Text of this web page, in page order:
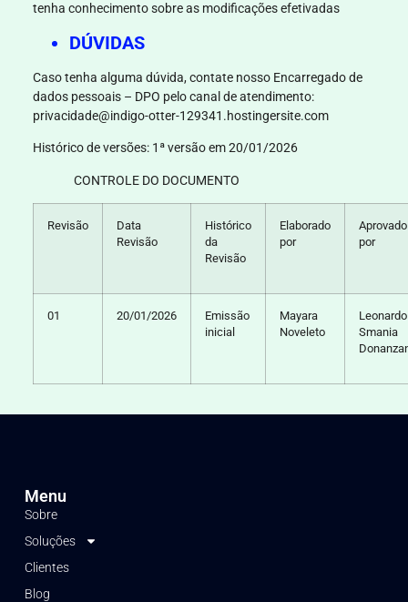
tenha conhecimento sobre as modificações efetivadas
DÚVIDAS
Caso tenha alguma dúvida, contate nosso Encarregado de
dados pessoais – DPO pelo canal de atendimento:
privacidade@indigo-otter-129341.hostingersite.com
Histórico de versões: 1ª versão em 20/01/2026
CONTROLE DO DOCUMENTO
Revisão
Data
Revisão
Histórico
da
Revisão
Elaborado
por
Aprovado
por
01 20/01/2026
Emissão
inicial
Mayara
Noveleto
Leonardo
Smania
Menu
Sobre
Soluções
Clientes
Blog